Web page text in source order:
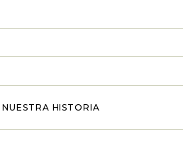
NUESTRA HISTORIA